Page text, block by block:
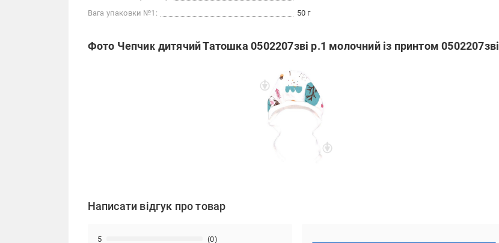
Вага упаковки №1:
50 г
Фото Чепчик дитячий Татошка 0502207зві р.1 молочний із принтом 0502207зві
Написати відгук про товар
5 (0)